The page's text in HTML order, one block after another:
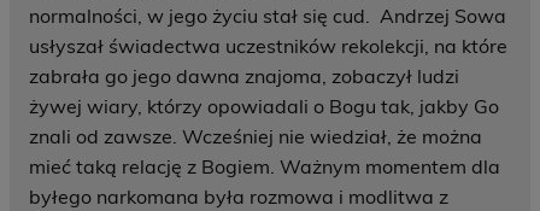
normalności, w jego życiu stał się cud. Andrzej Sowa
usłyszał świadectwa uczestników rekolekcji, na które
zabrała go jego dawna znajoma, zobaczył ludzi
żywej wiary, którzy opowiadali o Bogu tak, jakby Go
znali od zawsze. Wcześniej nie wiedział, że można
mieć taką relację z Bogiem. Ważnym momentem dla
byłego narkomana była rozmowa i modlitwa z